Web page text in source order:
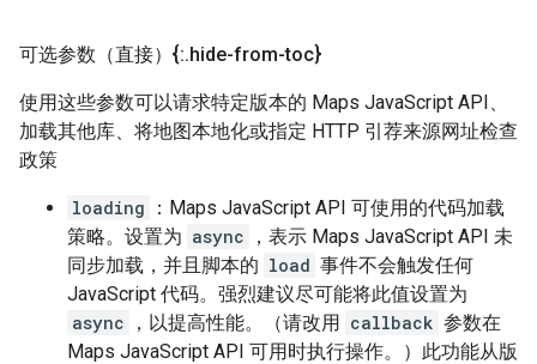
可选参数（直接）{:.hide-from-toc}
使用这些参数可以请求特定版本的 Maps JavaScript API、
加载其他库、将地图本地化或指定 HTTP 引荐来源网址检查
政策
loading
：Maps JavaScript API 可使用的代码加载
策略。设置为 async
，表示 Maps JavaScript API 未
同步加载，并且脚本的 load 事件不会触发任何
JavaScript 代码。强烈建议尽可能将此值设置为
async
，以提高性能。（请改用 callback 参数在
Maps JavaScript API 可用时执行操作。）此功能从版